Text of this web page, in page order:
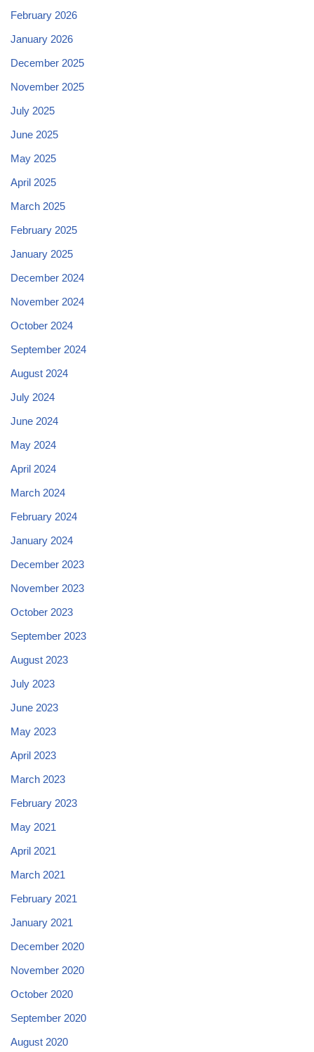
February 2026
January 2026
December 2025
November 2025
July 2025
June 2025
May 2025
April 2025
March 2025
February 2025
January 2025
December 2024
November 2024
October 2024
September 2024
August 2024
July 2024
June 2024
May 2024
April 2024
March 2024
February 2024
January 2024
December 2023
November 2023
October 2023
September 2023
August 2023
July 2023
June 2023
May 2023
April 2023
March 2023
February 2023
May 2021
April 2021
March 2021
February 2021
January 2021
December 2020
November 2020
October 2020
September 2020
August 2020